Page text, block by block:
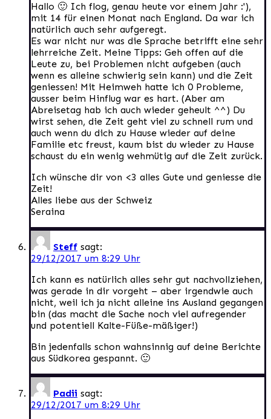
Hallo 🙂 Ich flog, genau heute vor einem Jahr :'),
mit 14 für einen Monat nach England. Da war ich
natürlich auch sehr aufgeregt.
Es war nicht nur was die Sprache betrifft eine sehr
lehrreiche Zeit. Meine Tipps: Geh offen auf die
Leute zu, bei Problemen nicht aufgeben (auch
wenn es alleine schwierig sein kann) und die Zeit
geniessen! Mit Heimweh hatte ich 0 Probleme,
ausser beim Hinflug war es hart. (Aber am
Abreisetag hab ich auch wieder geheult ^^) Du
wirst sehen, die Zeit geht viel zu schnell rum und
auch wenn du dich zu Hause wieder auf deine
Familie etc freust, kaum bist du wieder zu Hause
schaust du ein wenig wehmütig auf die Zeit zurück.
Ich wünsche dir von <3 alles Gute und geniesse die
Zeit!
Alles liebe aus der Schweiz
Seraina
Steff sagt:
29/12/2017 um 8:29 Uhr
Ich kann es natürlich alles sehr gut nachvollziehen,
was gerade in dir vorgeht – aber irgendwie auch
nicht, weil ich ja nicht alleine ins Ausland gegangen
bin (das macht die Sache noch viel aufregender
und potentiell Kalte-Füße-mäßiger!)
Bin jedenfalls schon wahnsinnig auf deine Berichte
aus Südkorea gespannt. 🙂
Padii sagt:
29/12/2017 um 8:29 Uhr